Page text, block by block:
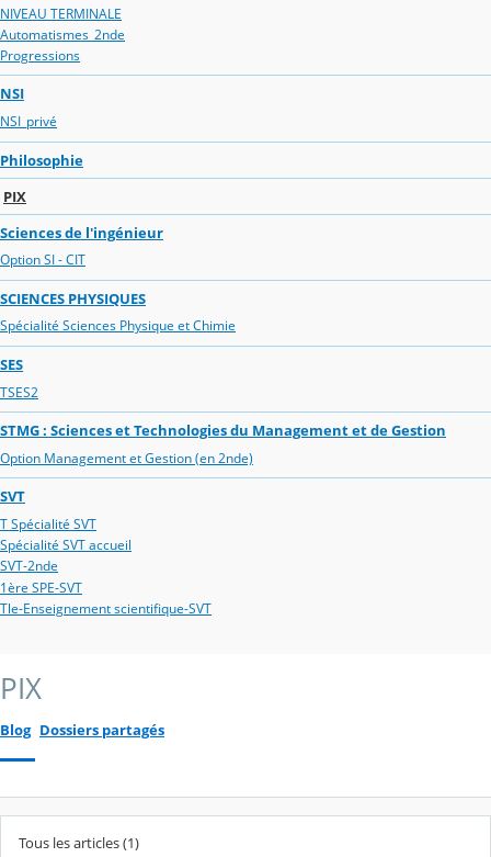
NIVEAU TERMINALE
Automatismes_2nde
Progressions
NSI
NSI_privé
Philosophie
PIX
Sciences de l'ingénieur
Option SI - CIT
SCIENCES PHYSIQUES
Spécialité Sciences Physique et Chimie
SES
TSES2
STMG : Sciences et Technologies du Management et de Gestion
Option Management et Gestion (en 2nde)
SVT
T Spécialité SVT
Spécialité SVT accueil
SVT-2nde
1ère SPE-SVT
Tle-Enseignement scientifique-SVT
PIX
Blog Dossiers partagés
Tous les articles (1)